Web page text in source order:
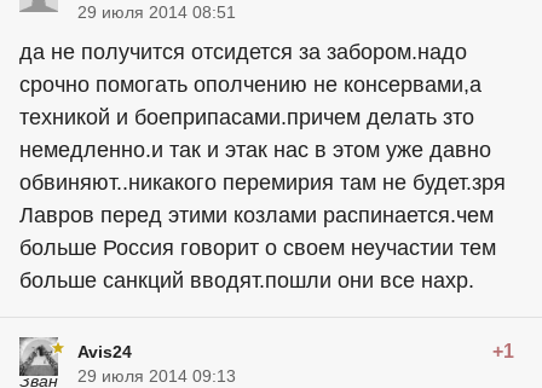
29 июля 2014 08:51
да не получится отсидется за забором.надо
срочно помогать ополчению не консервами,а
техникой и боеприпасами.причем делать зто
немедленно.и так и этак нас в этом уже давно
обвиняют..никакого перемирия там не будет.зря
Лавров перед этими козлами распинается.чем
больше Россия говорит о своем неучастии тем
больше санкций вводят.пошли они все нахр.
Avis24 +1
29 июля 2014 09:13